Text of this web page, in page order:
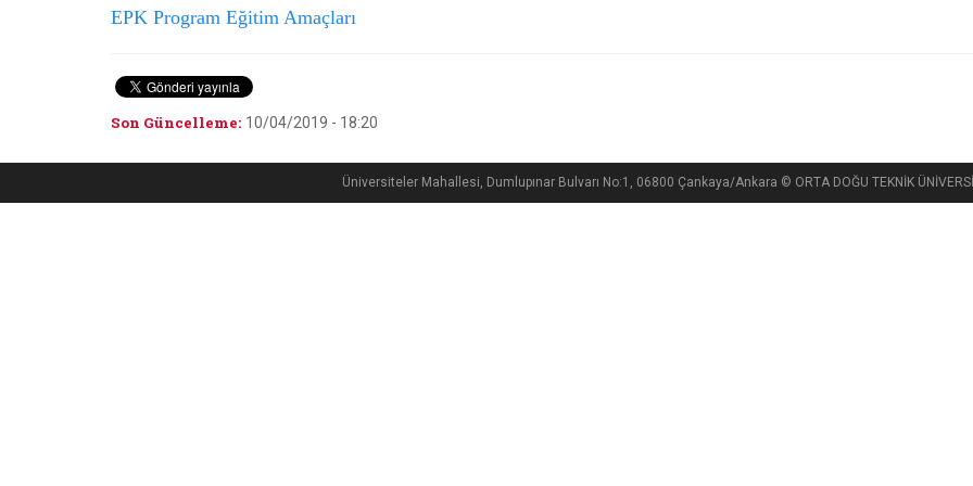
EPK Program Eğitim Amaçları
Son Güncelleme: 10/04/2019 - 18:20
Üniversiteler Mahallesi, Dumlupınar Bulvarı No:1, 06800 Çankaya/Ankara © ORTA DOĞU TEKNİK